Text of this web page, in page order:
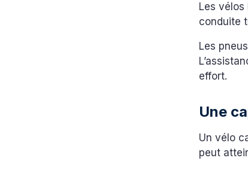
Les
conduite
Les
effort.
Une
Un vélo
peut